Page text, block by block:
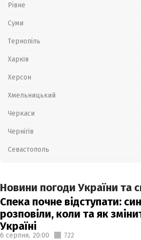
Рівне
Суми
Тернопіль
Харків
Херсон
Хмельницький
Черкаси
Чернігів
Севастополь
Новини погоди України та
Спека почне відступати:
розповіли, коли та як
Україні
6 серпня, 20:00 722